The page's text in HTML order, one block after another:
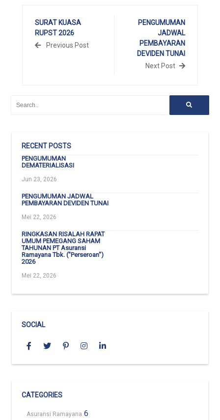
SURAT KUASA
RUPST 2026
Previous Post
PENGUMUMAN
JADWAL
PEMBAYARAN
DEVIDEN TUNAI
Next Post
RECENT POSTS
PENGUMUMAN
DEMATERIALISASI
Jun 23, 2026
PENGUMUMAN JADWAL
PEMBAYARAN DEVIDEN TUNAI
Mei 22, 2026
RINGKASAN RISALAH RAPAT
UMUM PEMEGANG SAHAM
TAHUNAN PT Asuransi
Ramayana Tbk. ("Perseroan")
2026
Mei 22, 2026
SOCIAL
CATEGORIES
Asuransi Ramayana 6